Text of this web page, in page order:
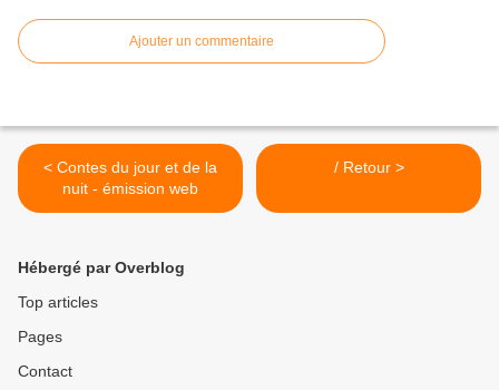
Ajouter un commentaire
< Contes du jour et de la
nuit - émission web
/ Retour >
Hébergé par Overblog
Top articles
Pages
Contact